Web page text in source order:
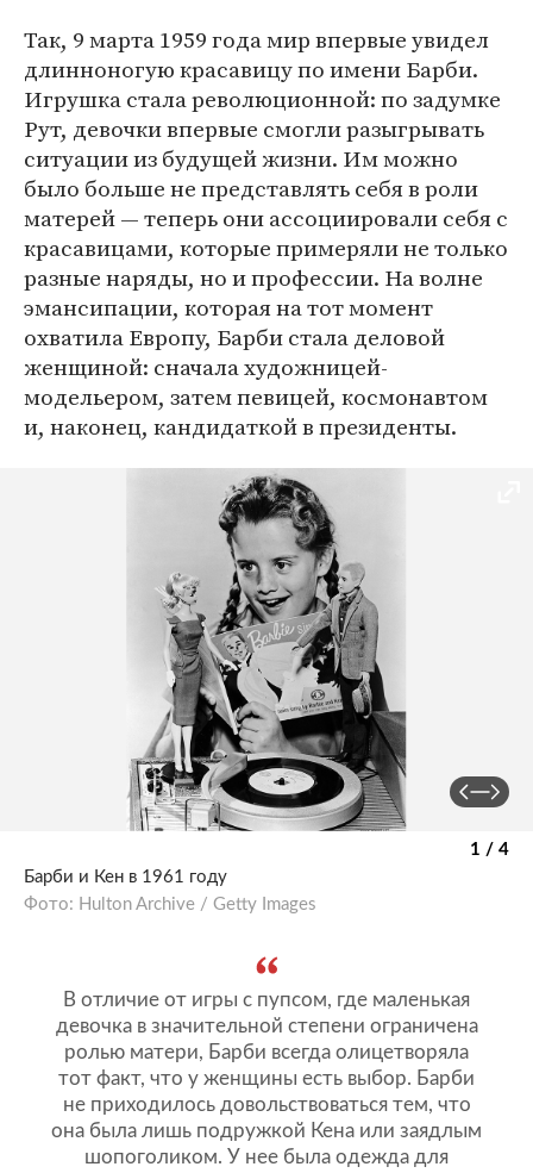
Так, 9 марта 1959 года мир впервые увидел
длинноногую красавицу по имени Барби.
Игрушка стала революционной: по задумке
Рут, девочки впервые смогли разыгрывать
ситуации из будущей жизни. Им можно
было больше не представлять себя в роли
матерей — теперь они ассоциировали себя с
красавицами, которые примеряли не только
разные наряды, но и профессии. На волне
эмансипации, которая на тот момент
охватила Европу, Барби стала деловой
женщиной: сначала художницей-
модельером, затем певицей, космонавтом
и, наконец, кандидаткой в президенты.
1 / 4
Барби и Кен в 1961 году
Фото: Hulton Archive / Getty Images
В отличие от игры с пупсом, где маленькая
девочка в значительной степени ограничена
ролью матери, Барби всегда олицетворяла
тот факт, что у женщины есть выбор. Барби
не приходилось довольствоваться тем, что
она была лишь подружкой Кена или заядлым
шопоголиком. У нее была одежда для